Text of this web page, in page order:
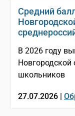
Средний
В 2026 году
Новгородской
школьников
27.07.2026 |